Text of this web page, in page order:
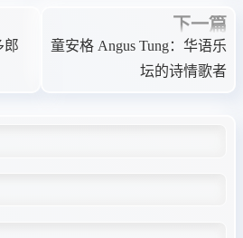
郎
下一篇
童安格 Angus Tung：华语乐
坛的诗情歌者